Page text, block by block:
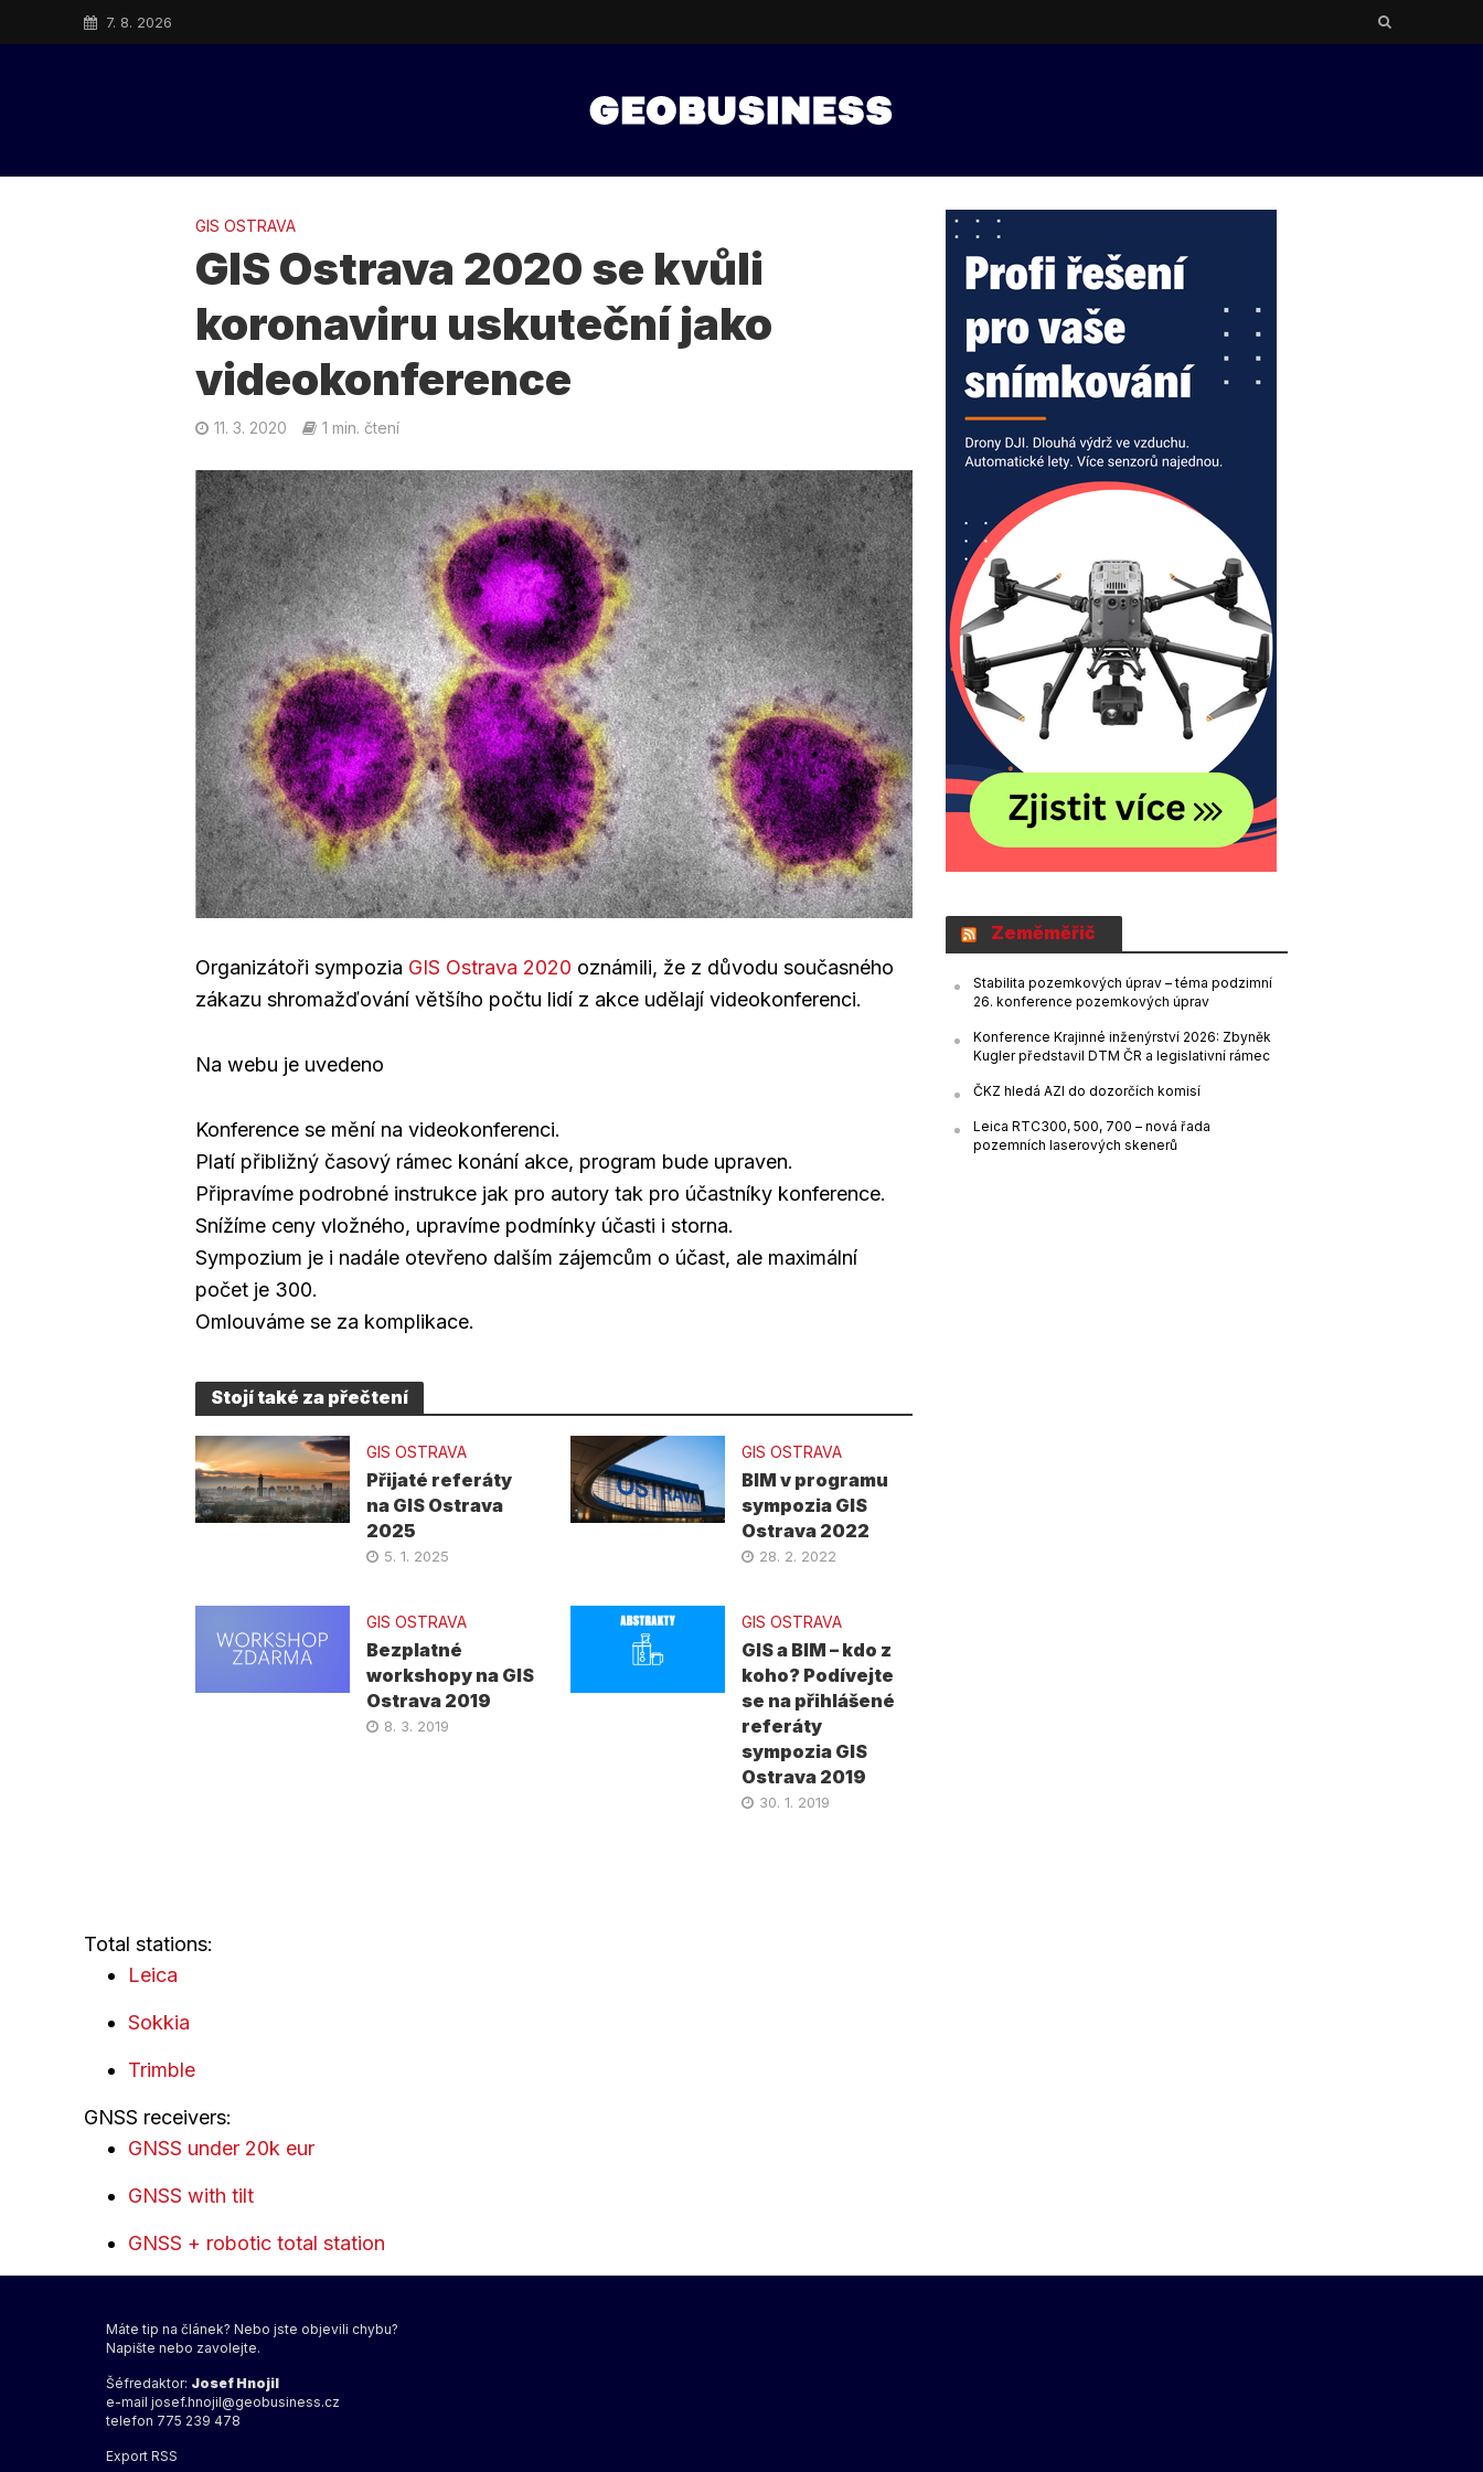
7. 8. 2026
GIS OSTRAVA
GIS Ostrava 2020 se kvůli
koronaviru uskuteční jako
videokonference
11. 3. 2020 1 min. čtení
Organizátoři sympozia GIS Ostrava 2020 oznámili, že z důvodu současného
zákazu shromažďování většího počtu lidí z akce udělají videokonferenci.
Na webu je uvedeno
Konference se mění na videokonferenci.
Platí přibližný časový rámec konání akce, program bude upraven.
Připravíme podrobné instrukce jak pro autory tak pro účastníky konference.
Snížíme ceny vložného, upravíme podmínky účasti i storna.
Sympozium je i nadále otevřeno dalším zájemcům o účast, ale maximální
počet je 300.
Omlouváme se za komplikace.
Stojí také za přečtení
GIS OSTRAVA
Přijaté referáty
na GIS Ostrava
2025
5. 1. 2025
GIS OSTRAVA
BIM v programu
sympozia GIS
Ostrava 2022
28. 2. 2022
GIS OSTRAVA
Bezplatné
workshopy na GIS
Ostrava 2019
8. 3. 2019
GIS OSTRAVA
GIS a BIM – kdo z
koho? Podívejte
se na přihlášené
referáty
sympozia GIS
Ostrava 2019
30. 1. 2019
Zeměměřič
Stabilita pozemkových úprav – téma podzimní
26. konference pozemkových úprav
Konference Krajinné inženýrství 2026: Zbyněk
Kugler představil DTM ČR a legislativní rámec
ČKZ hledá AZI do dozorčích komisí
Leica RTC300, 500, 700 – nová řada
pozemních laserových skenerů
Total stations:
Leica
Sokkia
Trimble
GNSS receivers:
GNSS under 20k eur
GNSS with tilt
GNSS + robotic total station
Máte tip na článek? Nebo jste objevili chybu?
Napište nebo zavolejte.
Šéfredaktor: Josef Hnojil
e-mail josef.hnojil@geobusiness.cz
telefon 775 239 478
Export RSS